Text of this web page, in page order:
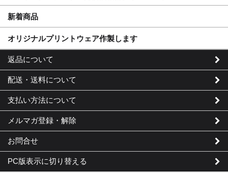
新着商品
オリジナルプリントウェア作製します
返品について
配送・送料について
支払い方法について
メルマガ登録・解除
お問合せ
PC版表示に切り替える